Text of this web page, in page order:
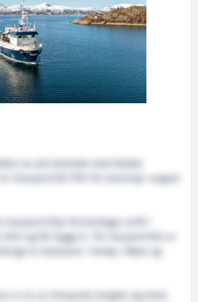
av juli kontrakt med Global
Havyard 832 PSV for levering i august
Havyard Ship Technologys verft i
og får bygg nr. 116. Havyard 832 er
& Solutions i Herøy i Møre og
er en av Havyards lengste og mest